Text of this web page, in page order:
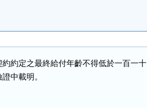
約定之最終給付年齡不得低於一百一十
證中載明。